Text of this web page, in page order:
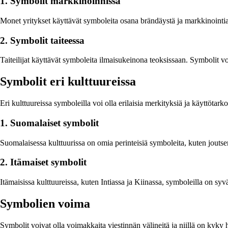
Monet yritykset käyttävät symboleita osana brändäystä ja
2. Symbolit taiteessa
Taiteilijat käyttävät symboleita ilmaisukeinona teoksissaan. Symbolit
Symbolit eri kulttuureissa
Eri kulttuureissa symboleilla voi olla erilaisia merkityksiä ja
1. Suomalaiset symbolit
Suomalaisessa kulttuurissa on omia perinteisiä symboleita, kuten
2. Itämaiset symbolit
Itämaisissa kulttuureissa, kuten Intiassa ja Kiinassa, symboleilla on
Symbolien voima
Symbolit voivat olla voimakkaita viestinnän välineitä ja niillä on kyky